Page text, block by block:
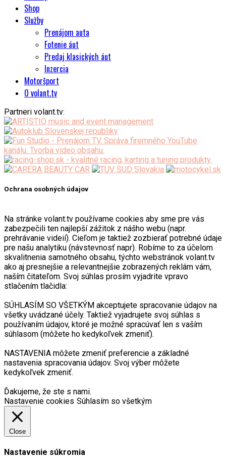
Shop
Služby
Prenájom auta
Fotenie áut
Predaj klasických áut
Inzercia
Motoršport
O volant.tv
Partneri volant.tv:
Ochrana osobných údajov
Na stránke volant.tv používame cookies aby sme pre vás
zabezpečili ten najlepší zážitok z nášho webu (napr.
prehrávanie videií). Cieľom je taktiež zozbierať potrebné údaje
pre našu analytiku (návstevnosť napr). Robíme to za účelom
skvalitnenia samotného obsahu, týchto webstránok volant.tv
ako aj presnejšie a relevantnejšie zobrazených reklám vám,
naším čitateľom. Svoj súhlas prosím vyjadrite vpravo
stlačením tlačidla:
SÚHLASÍM SO VŠETKÝM akceptujete spracovanie údajov na
všetky uvádzané účely. Taktiež vyjadrujete svoj súhlas s
používaním údajov, ktoré je možné spracúvať len s vaším
súhlasom (môžete ho kedykoľvek zmeniť).
NASTAVENIA môžete zmeniť preferencie a základné
nastavenia spracovania údajov. Svoj výber môžete
kedykoľvek zmeniť.
Ďakujeme, že ste s nami.
Nastavenie cookies Súhlasím so všetkým
Close
Nastavenie súkromia